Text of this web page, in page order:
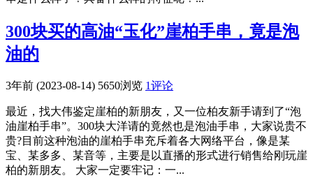
300块买的高油“玉化”崖柏手串，竟是泡
油的
3年前 (2023-08-14) 5650浏览 1评论
最近，找大伟鉴定崖柏的新朋友，又一位柏友新手请到了“泡
油崖柏手串”。300块大洋请的竟然也是泡油手串，大家说贵不
贵?目前这种泡油的崖柏手串充斥着各大网络平台，像是某
宝、某多多、某音等，主要是以直播的形式进行销售给刚玩崖
柏的新朋友。 大家一定要牢记：一...